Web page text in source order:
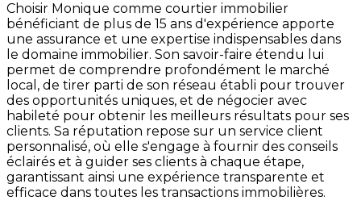
Choisir Monique comme courtier immobilier
bénéficiant de plus de 15 ans d'expérience apporte
une assurance et une expertise indispensables dans
le domaine immobilier. Son savoir-faire étendu lui
permet de comprendre profondément le marché
local, de tirer parti de son réseau établi pour trouver
des opportunités uniques, et de négocier avec
habileté pour obtenir les meilleurs résultats pour ses
clients. Sa réputation repose sur un service client
personnalisé, où elle s'engage à fournir des conseils
éclairés et à guider ses clients à chaque étape,
garantissant ainsi une expérience transparente et
efficace dans toutes les transactions immobilières.